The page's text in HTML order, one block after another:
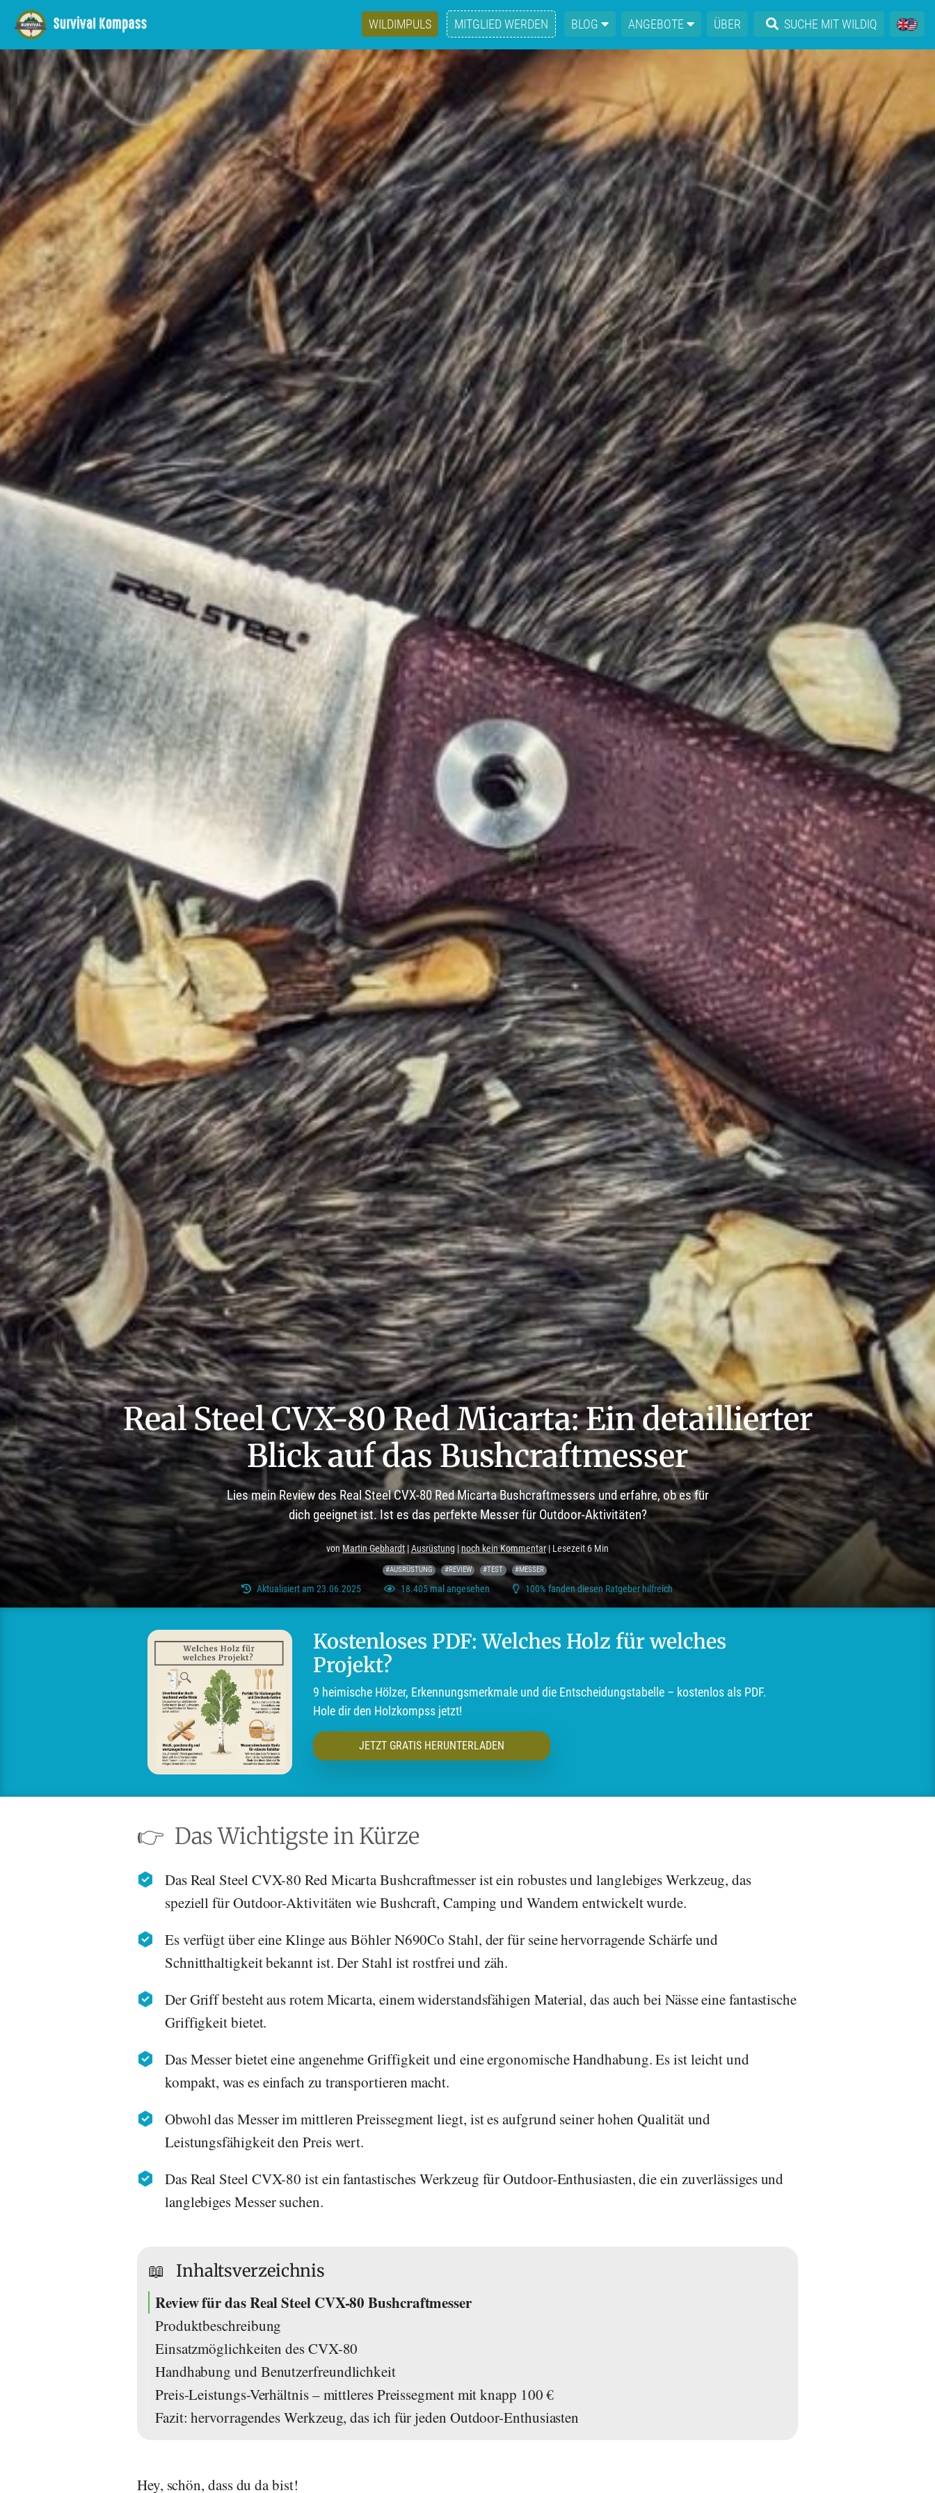
WILDIMPULS MITGLIED WERDEN BLOG ANGEBOTE ÜBER SUCHE MIT WILDIQ
Real Steel CVX-80 Red Micarta: Ein detaillierter
Blick auf das Bushcraftmesser
Lies mein Review des Real Steel CVX-80 Red Micarta Bushcraftmessers und erfahre, ob es für
dich geeignet ist. Ist es das perfekte Messer für Outdoor-Aktivitäten?
von Martin Gebhardt |Ausrüstung |noch kein Kommentar | Lesezeit 6 Min
#AUSRÜSTUNG #REVIEW #TEST #MESSER
Aktualisiert am 23.06.2025 18.405 mal angesehen 100% fanden diesen Ratgeber hilfreich
Kostenloses PDF: Welches Holz für welches
Projekt?
9 heimische Hölzer, Erkennungsmerkmale und die Entscheidungstabelle – kostenlos als PDF.
Hole dir den Holzkompss jetzt!
JETZT GRATIS HERUNTERLADEN
👉 Das Wichtigste in Kürze
Das Real Steel CVX-80 Red Micarta Bushcraftmesser ist ein robustes und langlebiges Werkzeug, das
speziell für Outdoor-Aktivitäten wie Bushcraft, Camping und Wandern entwickelt wurde.
Es verfügt über eine Klinge aus Böhler N690Co Stahl, der für seine hervorragende Schärfe und
Schnitthaltigkeit bekannt ist. Der Stahl ist rostfrei und zäh.
Der Griff besteht aus rotem Micarta, einem widerstandsfähigen Material, das auch bei Nässe eine fantastische
Griffigkeit bietet.
Das Messer bietet eine angenehme Griffigkeit und eine ergonomische Handhabung. Es ist leicht und
kompakt, was es einfach zu transportieren macht.
Obwohl das Messer im mittleren Preissegment liegt, ist es aufgrund seiner hohen Qualität und
Leistungsfähigkeit den Preis wert.
Das Real Steel CVX-80 ist ein fantastisches Werkzeug für Outdoor-Enthusiasten, die ein zuverlässiges und
langlebiges Messer suchen.
📖 Inhaltsverzeichnis
Review für das Real Steel CVX-80 Bushcraftmesser
Produktbeschreibung
Einsatzmöglichkeiten des CVX-80
Handhabung und Benutzerfreundlichkeit
Preis-Leistungs-Verhältnis – mittleres Preissegment mit knapp 100 €
Fazit: hervorragendes Werkzeug, das ich für jeden Outdoor-Enthusiasten
Hey, schön, dass du da bist!